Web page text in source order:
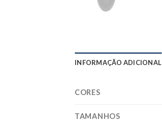
INFORMAÇÃO ADICIONAL
CORES
TAMANHOS